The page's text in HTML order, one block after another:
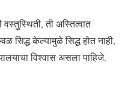
वस्तुस्थिती, ती अस्तित्वात
केल्यामुळे सिद्ध होत नाही,
विश्वास असला पाहिजे.